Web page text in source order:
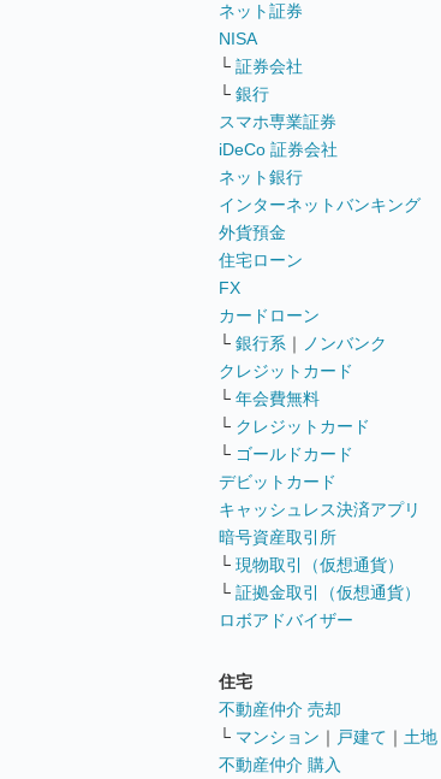
ネット証券
NISA
└ 証券会社
└ 銀行
スマホ専業証券
iDeCo 証券会社
ネット銀行
インターネットバンキング
外貨預金
住宅ローン
FX
カードローン
└ 銀行系 ｜
ノンバンク
クレジットカード
└ 年会費無料
└ クレジットカード
└ ゴールドカード
デビットカード
キャッシュレス決済アプリ
暗号資産取引所
└ 現物取引（仮想通貨）
└ 証拠金取引（仮想通貨）
ロボアドバイザー
住宅
不動産仲介 売却
└ マンション ｜ 戸建て ｜ 土地
不動産仲介 購入